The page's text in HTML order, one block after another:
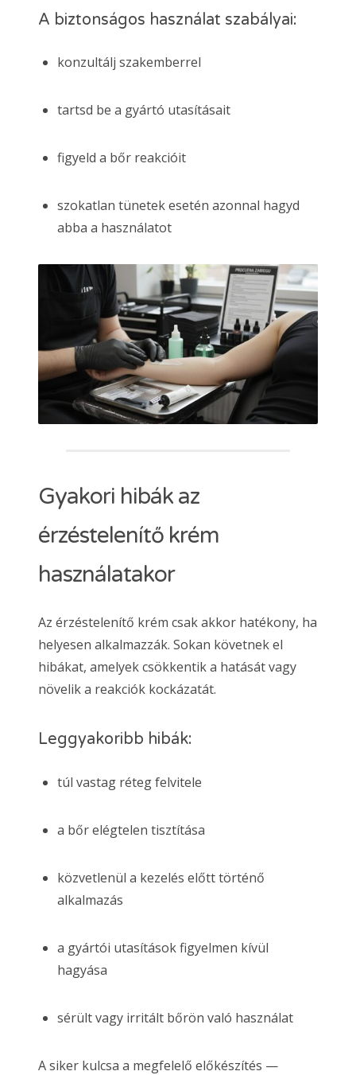
A biztonságos használat szabályai:
konzultálj szakemberrel
tartsd be a gyártó utasításait
figyeld a bőr reakcióit
szokatlan tünetek esetén azonnal hagyd
abba a használatot
Gyakori hibák az
érzéstelenítő krém
használatakor
Az érzéstelenítő krém csak akkor hatékony, ha
helyesen alkalmazzák. Sokan követnek el
hibákat, amelyek csökkentik a hatását vagy
növelik a reakciók kockázatát.
Leggyakoribb hibák:
túl vastag réteg felvitele
a bőr elégtelen tisztítása
közvetlenül a kezelés előtt történő
alkalmazás
a gyártói utasítások figyelmen kívül
hagyása
sérült vagy irritált bőrön való használat
A siker kulcsa a megfelelő előkészítés —